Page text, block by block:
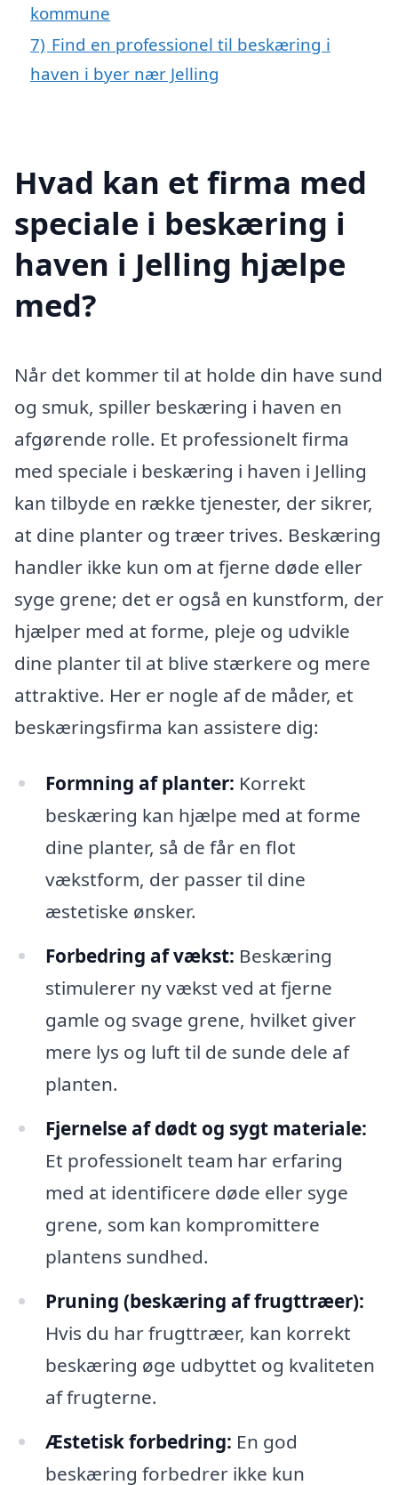
kommune
7) Find en professionel til beskæring i
haven i byer nær Jelling
Hvad kan et firma med
speciale i beskæring i
haven i Jelling hjælpe
med?
Når det kommer til at holde din have sund
og smuk, spiller beskæring i haven en
afgørende rolle. Et professionelt firma
med speciale i beskæring i haven i Jelling
kan tilbyde en række tjenester, der sikrer,
at dine planter og træer trives. Beskæring
handler ikke kun om at fjerne døde eller
syge grene; det er også en kunstform, der
hjælper med at forme, pleje og udvikle
dine planter til at blive stærkere og mere
attraktive. Her er nogle af de måder, et
beskæringsfirma kan assistere dig:
Formning af planter: Korrekt
beskæring kan hjælpe med at forme
dine planter, så de får en flot
vækstform, der passer til dine
æstetiske ønsker.
Forbedring af vækst: Beskæring
stimulerer ny vækst ved at fjerne
gamle og svage grene, hvilket giver
mere lys og luft til de sunde dele af
planten.
Fjernelse af dødt og sygt materiale:
Et professionelt team har erfaring
med at identificere døde eller syge
grene, som kan kompromittere
plantens sundhed.
Pruning (beskæring af frugttræer):
Hvis du har frugttræer, kan korrekt
beskæring øge udbyttet og kvaliteten
af frugterne.
Æstetisk forbedring: En god
beskæring forbedrer ikke kun